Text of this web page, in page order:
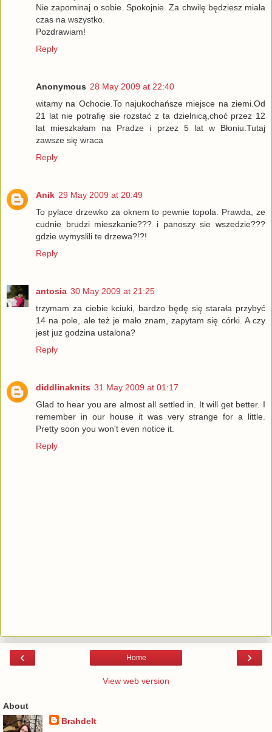
Nie zapominaj o sobie. Spokojnie. Za chwilę będziesz miała
czas na wszystko.
Pozdrawiam!
Reply
Anonymous 28 May 2009 at 22:40
witamy na Ochocie.To najukochańsze miejsce na ziemi.Od
21 lat nie potrafię sie rozstać z ta dzielnicą,choć przez 12
lat mieszkałam na Pradze i przez 5 lat w Błoniu.Tutaj
zawsze się wraca
Reply
Anik 29 May 2009 at 20:49
To pylace drzewko za oknem to pewnie topola. Prawda, ze
cudnie brudzi mieszkanie??? i panoszy sie wszedzie???
gdzie wymyslili te drzewa?!?!
Reply
antosia 30 May 2009 at 21:25
trzymam za ciebie kciuki, bardzo będę się starała przybyć
14 na pole, ale też je mało znam, zapytam się córki. A czy
jest juz godzina ustalona?
Reply
diddlinaknits 31 May 2009 at 01:17
Glad to hear you are almost all settled in. It will get better. I
remember in our house it was very strange for a little.
Pretty soon you won't even notice it.
Reply
‹ ›
Home
View web version
About
Brahdelt